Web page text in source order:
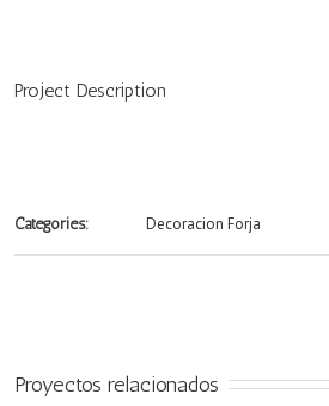
Project Description
Categories: Decoracion Forja
Proyectos relacionados